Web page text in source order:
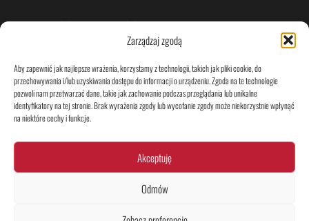
Zarządzaj zgodą
Aby zapewnić jak najlepsze wrażenia, korzystamy z technologii, takich jak pliki cookie, do
przechowywania i/lub uzyskiwania dostępu do informacji o urządzeniu. Zgoda na te technologie
pozwoli nam przetwarzać dane, takie jak zachowanie podczas przeglądania lub unikalne
identyfikatory na tej stronie. Brak wyrażenia zgody lub wycofanie zgody może niekorzystnie wpłynąć
na niektóre cechy i funkcje.
Akceptuję
Odmów
Film Montaż mebli Naprawy
Prace porządkowe, sprzątanie Remont Transport vlog